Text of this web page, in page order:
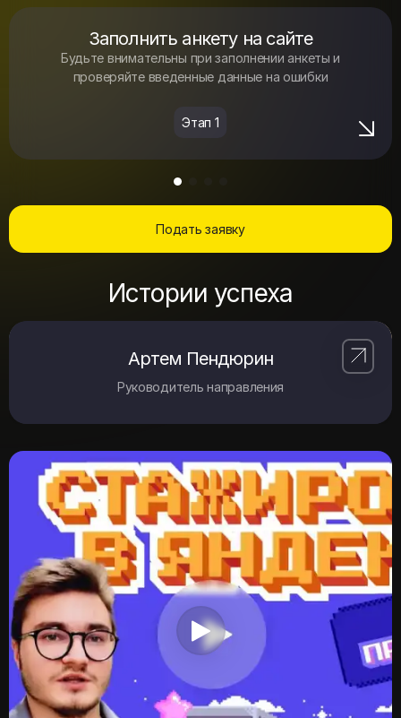
Заполнить анкету на сайте
Будьте внимательны при заполнении анкеты и
проверяйте введенные данные на ошибки
Этап 1
Подать заявку
Истории успеха
Артем Пендюрин
Руководитель направления